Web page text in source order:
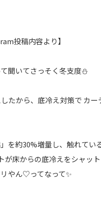
投稿内容より】
聞いてさっそく冬支度⛄️
たから、底冷え対策で カ
を約30%増量し、触れてい
床からの底冷えをシャット
リやん♡ってなって✨